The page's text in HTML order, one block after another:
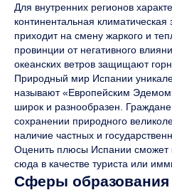
Для внутренних регионов
континентальная
приходит на смену жаркого и
провинции от негативного
океанских ветров защищают
Природный мир Испании
называют «Европейским
широк и разнообразен. Граждане
сохранении природного
наличие частных и
Оценить плюсы Испании сможет
сюда в качестве туриста или
Сферы образования